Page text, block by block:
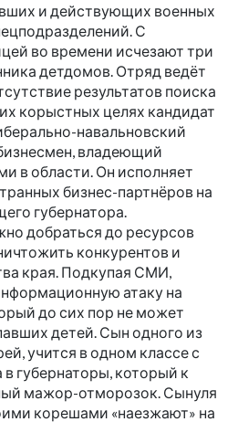
и действующих военных
С
во времени исчезают три
детдомов. Отряд ведёт
результатов поиска
корыстных целях кандидат
навальновский
владеющий
в области. Он исполняет
бизнес-партнёров на
губернатора.
добраться до ресурсов
конкурентов и
края. Подкупая СМИ,
атаку на
до сих пор не может
детей. Сын одного из
учится в одном классе с
губернаторы, который к
мажор-отморозок. Сынуля
корешами «наезжают» на